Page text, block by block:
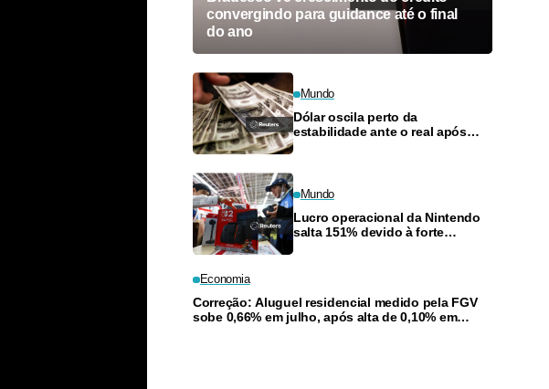
convergindo para guidance até o final
do ano
Mundo
Dólar oscila perto da
estabilidade ante o real após
Mundo
Lucro operacional da Nintendo
salta 151% devido à forte
Economia
Correção: Aluguel residencial medido pela FGV
sobe 0,66% em julho, após alta de 0,10% em